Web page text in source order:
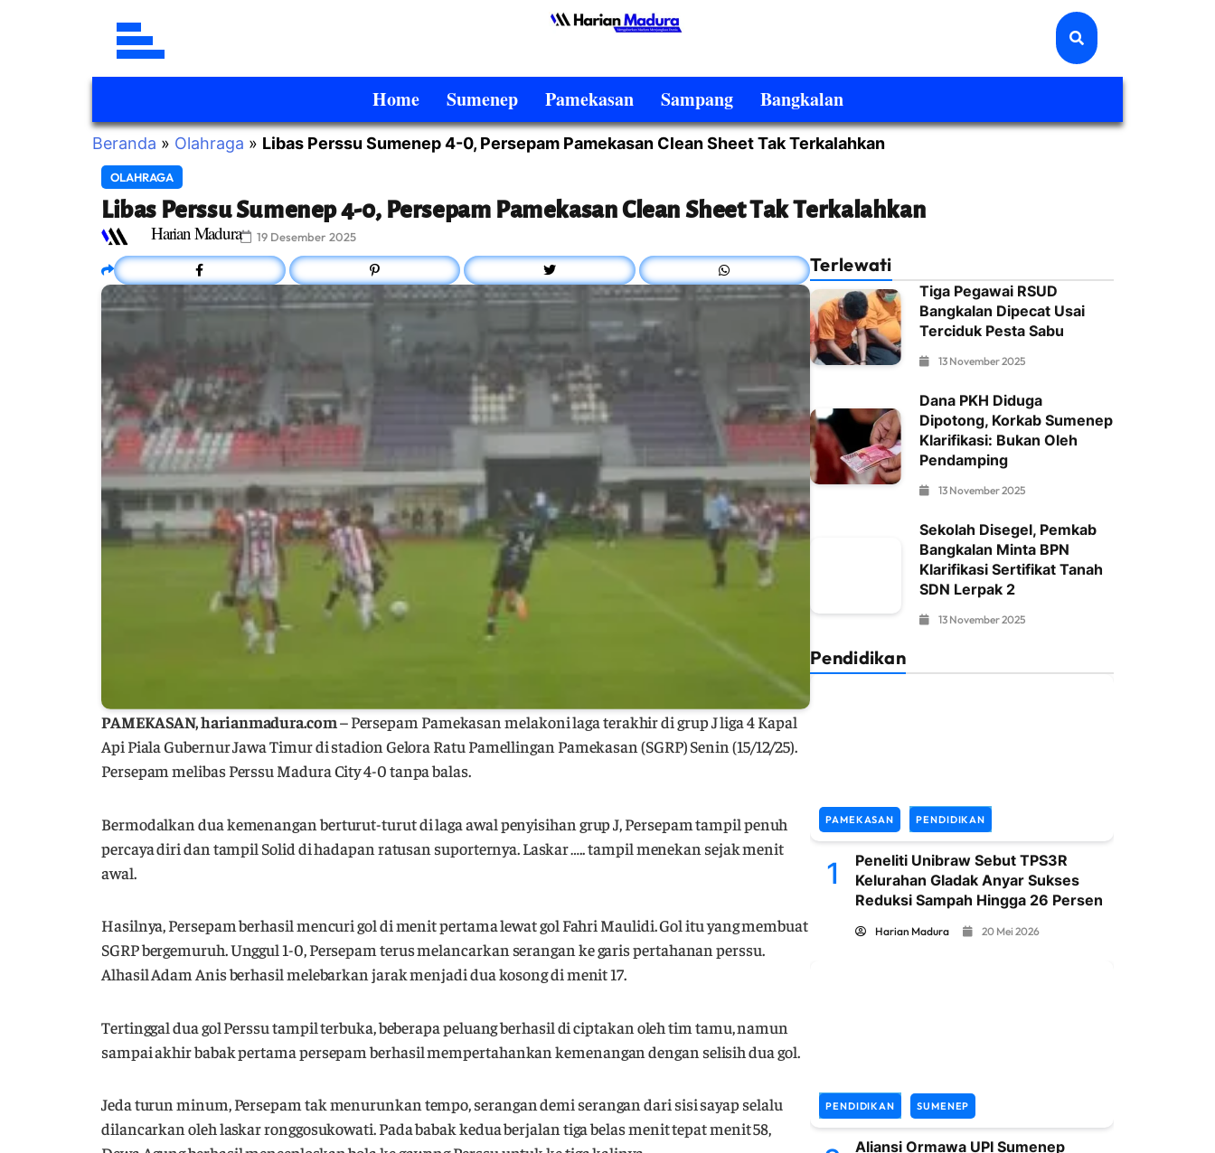
Home Sumenep Pamekasan Sampang Bangkalan
Beranda » Olahraga » Libas Perssu Sumenep 4-0, Persepam Pamekasan Clean Sheet Tak Terkalahkan
OLAHRAGA
Libas Perssu Sumenep 4-0, Persepam Pamekasan Clean Sheet Tak Terkalahkan
19 Desember 2025
Harian Madura
PAMEKASAN, harianmadura.com– Persepam Pamekasan melakoni laga terakhir di grup J liga 4 Kapal
Api Piala Gubernur Jawa Timur di stadion Gelora Ratu Pamellingan Pamekasan (SGRP) Senin (15/12/25).
Persepam melibas Perssu Madura City 4-0 tanpa balas.
Bermodalkan dua kemenangan berturut-turut di laga awal penyisihan grup J, Persepam tampil penuh
percaya diri dan tampil Solid di hadapan ratusan suporternya. Laskar ….. tampil menekan sejak menit
awal.
Hasilnya, Persepam berhasil mencuri gol di menit pertama lewat gol Fahri Maulidi. Gol itu yang membuat
SGRP bergemuruh. Unggul 1-0, Persepam terus melancarkan serangan ke garis pertahanan perssu.
Alhasil Adam Anis berhasil melebarkan jarak menjadi dua kosong di menit 17.
Tertinggal dua gol Perssu tampil terbuka, beberapa peluang berhasil di ciptakan oleh tim tamu, namun
sampai akhir babak pertama persepam berhasil mempertahankan kemenangan dengan selisih dua gol.
Jeda turun minum, Persepam tak menurunkan tempo, serangan demi serangan dari sisi sayap selalu
dilancarkan oleh laskar ronggosukowati. Pada babak kedua berjalan tiga belas menit tepat menit 58,
Terlewati
Tiga Pegawai RSUD
Bangkalan Dipecat Usai
Terciduk Pesta Sabu
13 November 2025
Dana PKH Diduga
Dipotong, Korkab Sumenep
Klarifikasi: Bukan Oleh
Pendamping
13 November 2025
Sekolah Disegel, Pemkab
Bangkalan Minta BPN
Klarifikasi Sertifikat Tanah
SDN Lerpak 2
13 November 2025
Pendidikan
PAMEKASAN PENDIDIKAN
1
Peneliti Unibraw Sebut TPS3R
Kelurahan Gladak Anyar Sukses
Reduksi Sampah Hingga 26 Persen
Harian Madura 20 Mei 2026
PENDIDIKAN SUMENEP
Aliansi Ormawa UPI Sumenep